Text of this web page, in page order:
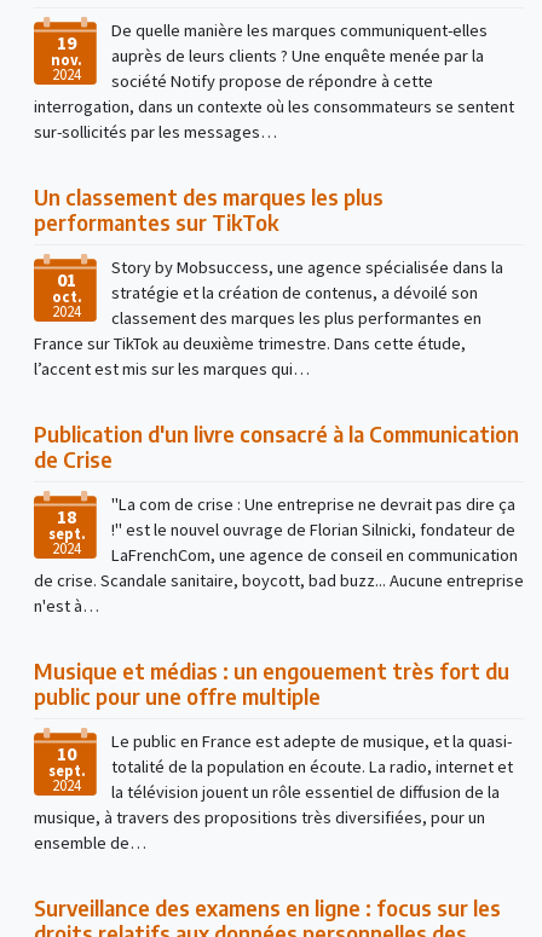
19
nov.
2024
De quelle manière les marques communiquent-elles
auprès de leurs clients ? Une enquête menée par la
société Notify propose de répondre à cette
interrogation, dans un contexte où les consommateurs se sentent
sur-sollicités par les messages…
Un classement des marques les plus
performantes sur TikTok
01
oct.
2024
Story by Mobsuccess, une agence spécialisée dans la
stratégie et la création de contenus, a dévoilé son
classement des marques les plus performantes en
France sur TikTok au deuxième trimestre. Dans cette étude,
l’accent est mis sur les marques qui…
Publication d'un livre consacré à la Communication
de Crise
18
sept.
2024
"La com de crise : Une entreprise ne devrait pas dire ça
!" est le nouvel ouvrage de Florian Silnicki, fondateur de
LaFrenchCom, une agence de conseil en communication
de crise. Scandale sanitaire, boycott, bad buzz... Aucune entreprise
n'est à…
Musique et médias : un engouement très fort du
public pour une offre multiple
10
sept.
2024
Le public en France est adepte de musique, et la quasi-
totalité de la population en écoute. La radio, internet et
la télévision jouent un rôle essentiel de diffusion de la
musique, à travers des propositions très diversifiées, pour un
ensemble de…
Surveillance des examens en ligne : focus sur les